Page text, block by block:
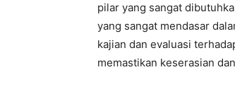
pilar yang sangat
yang sangat mendasar
kajian dan evaluasi
memastikan keserasian